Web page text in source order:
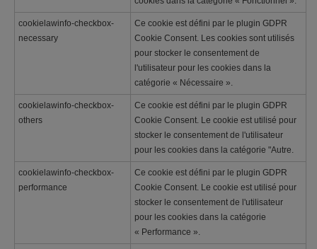
cookielawinfo-checkbox-
necessary
Ce cookie est défini par le plugin GDPR
Cookie Consent. Les cookies sont utilisés
pour stocker le consentement de
l'utilisateur pour les cookies dans la
catégorie « Nécessaire ».
cookielawinfo-checkbox-
others
Ce cookie est défini par le plugin GDPR
Cookie Consent. Le cookie est utilisé pour
stocker le consentement de l'utilisateur
pour les cookies dans la catégorie "Autre.
cookielawinfo-checkbox-
performance
Ce cookie est défini par le plugin GDPR
Cookie Consent. Le cookie est utilisé pour
stocker le consentement de l'utilisateur
pour les cookies dans la catégorie
« Performance ».